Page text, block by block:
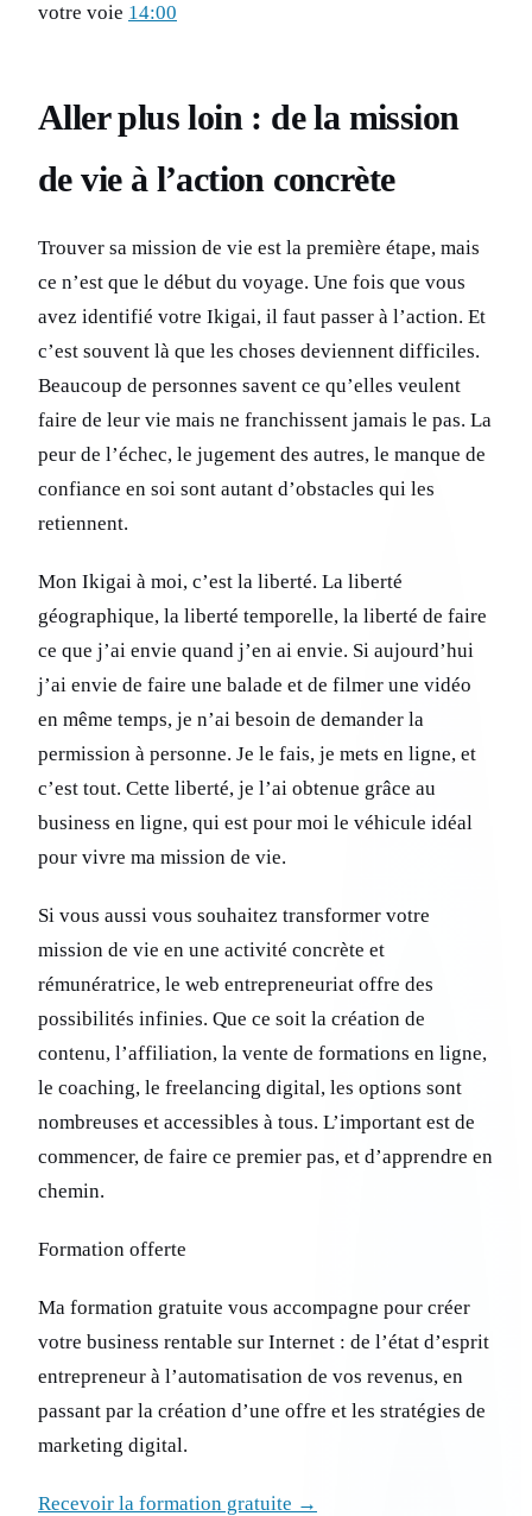
votre voie 14:00
Aller plus loin : de la mission
de vie à l’action concrète
Trouver sa mission de vie est la première étape, mais
ce n’est que le début du voyage. Une fois que vous
avez identifié votre Ikigai, il faut passer à l’action. Et
c’est souvent là que les choses deviennent difficiles.
Beaucoup de personnes savent ce qu’elles veulent
faire de leur vie mais ne franchissent jamais le pas. La
peur de l’échec, le jugement des autres, le manque de
confiance en soi sont autant d’obstacles qui les
retiennent.
Mon Ikigai à moi, c’est la liberté. La liberté
géographique, la liberté temporelle, la liberté de faire
ce que j’ai envie quand j’en ai envie. Si aujourd’hui
j’ai envie de faire une balade et de filmer une vidéo
en même temps, je n’ai besoin de demander la
permission à personne. Je le fais, je mets en ligne, et
c’est tout. Cette liberté, je l’ai obtenue grâce au
business en ligne, qui est pour moi le véhicule idéal
pour vivre ma mission de vie.
Si vous aussi vous souhaitez transformer votre
mission de vie en une activité concrète et
rémunératrice, le web entrepreneuriat offre des
possibilités infinies. Que ce soit la création de
contenu, l’affiliation, la vente de formations en ligne,
le coaching, le freelancing digital, les options sont
nombreuses et accessibles à tous. L’important est de
commencer, de faire ce premier pas, et d’apprendre en
chemin.
Formation offerte
Ma formation gratuite vous accompagne pour créer
votre business rentable sur Internet : de l’état d’esprit
entrepreneur à l’automatisation de vos revenus, en
passant par la création d’une offre et les stratégies de
marketing digital.
Recevoir la formation gratuite →